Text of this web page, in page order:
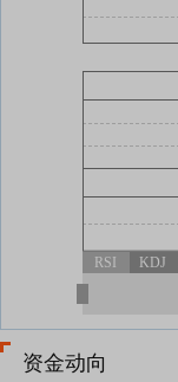
RSI KDJ
资金动向